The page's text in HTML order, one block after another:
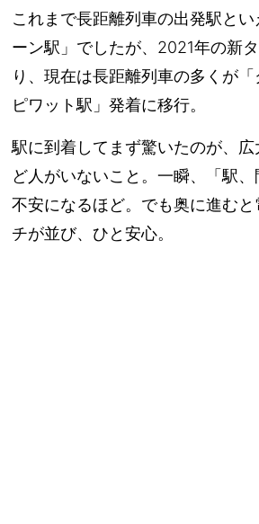
これまで長距離列車の出発駅と
ーン駅」でしたが、2021年の新
り、現在は長距離列車の多くが
ピワット駅」発着に移行。
駅に到着してまず驚いたのが、 広
ど人がいないこと 。一瞬、「駅
不安になるほど。でも奥に進む
チが並び、ひと安心。